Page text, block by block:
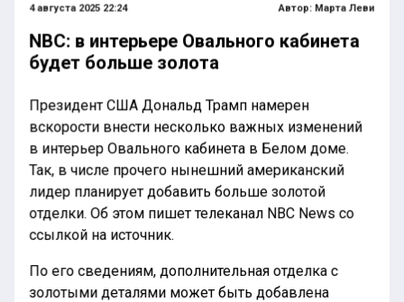
4 августа 2025 22:24 Автор: Марта Леви
NBC: в интерьере Овального кабинета
будет больше золота
Президент США Дональд Трамп намерен
вскорости внести несколько важных изменений
в интерьер Овального кабинета в Белом доме.
Так, в числе прочего нынешний американский
лидер планирует добавить больше золотой
отделки. Об этом пишет телеканал NBC News со
ссылкой на источник.
По его сведениям, дополнительная отделка с
золотыми деталями может быть добавлена